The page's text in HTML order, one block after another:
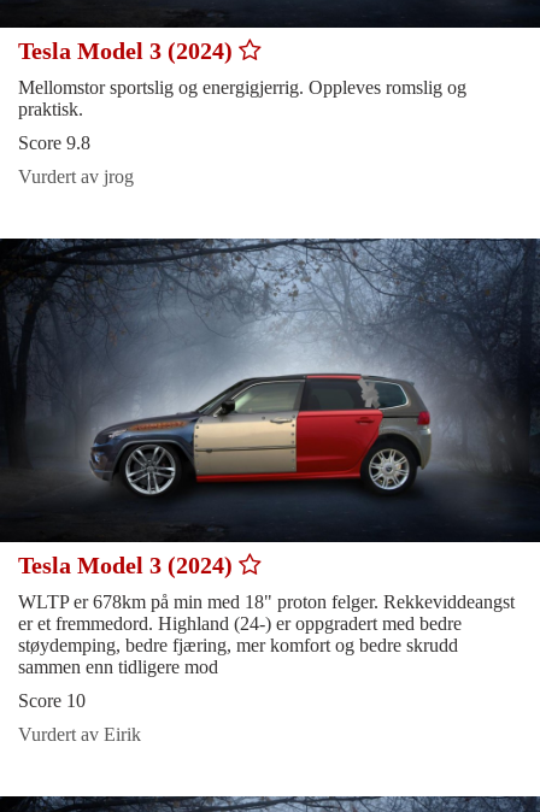
Tesla Model 3 (2024)
Mellomstor sportslig og energigjerrig. Oppleves romslig og
praktisk.
Score 9.8
Vurdert av jrog
Tesla Model 3 (2024)
WLTP er 678km på min med 18" proton felger. Rekkeviddeangst
er et fremmedord. Highland (24-) er oppgradert med bedre
støydemping, bedre fjæring, mer komfort og bedre skrudd
sammen enn tidligere mod
Score 10
Vurdert av Eirik